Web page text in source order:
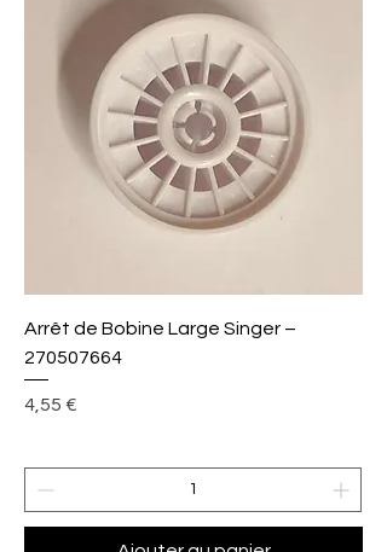
Arrêt de Bobine Large Singer –
270507664
Prix
4,55 €